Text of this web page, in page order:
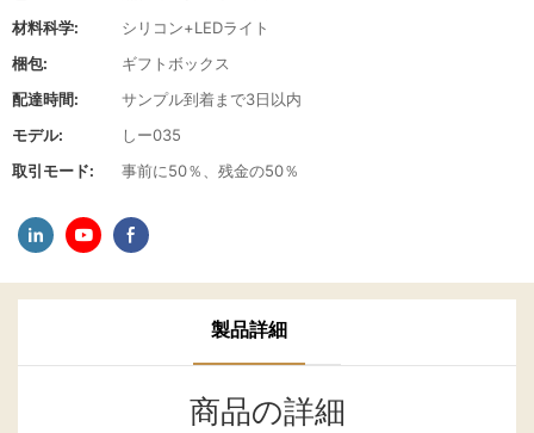
材料科学:
シリコン+LEDライト
梱包:
ギフトボックス
配達時間:
サンプル到着まで3日以内
モデル:
しー035
取引モード:
事前に50％、残金の50％
製品詳細
商品の詳細